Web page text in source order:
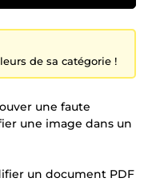
de sa catégorie !
une faute
une image dans un
un document PDF